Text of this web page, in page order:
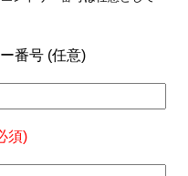
番号 (任意)
須)